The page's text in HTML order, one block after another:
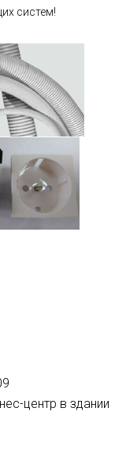
систем!
центр в здании